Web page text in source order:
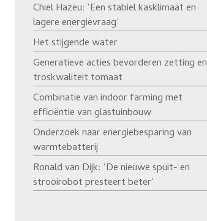
Chiel Hazeu: ‘Een stabiel kasklimaat en
lagere energievraag’
Het stijgende water
Generatieve acties bevorderen zetting en
troskwaliteit tomaat
Combinatie van indoor farming met
efficiëntie van glastuinbouw
Onderzoek naar energiebesparing van
warmtebatterij
Ronald van Dijk: ‘De nieuwe spuit- en
strooirobot presteert beter’